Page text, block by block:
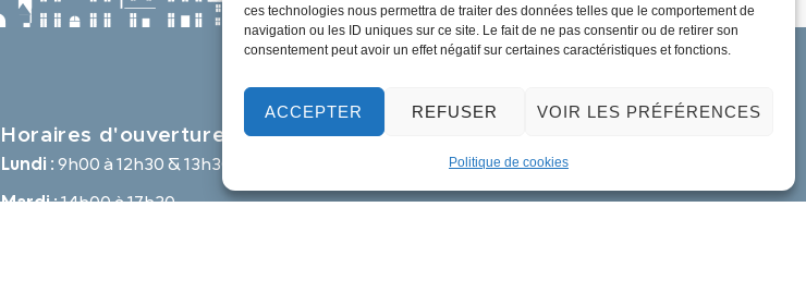
ces technologies nous permettra de traiter des données telles que le comportement de
navigation ou les ID uniques sur ce site. Le fait de ne pas consentir ou de retirer son
consentement peut avoir un effet négatif sur certaines caractéristiques et fonctions.
ACCEPTER REFUSER VOIR LES PRÉFÉRENCES
Politique de cookies
Horaires d'ouverture
Lundi :9h00 à 12h30 & 13h30 à 18h00
Mardi :14h00 à 17h30